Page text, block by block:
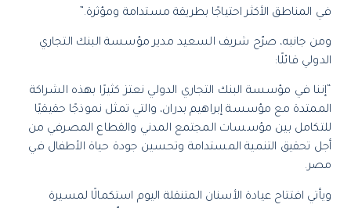
في المناطق الأكثر احتياجًا بطريقة مستدامة ومؤثرة.”
ومن جانبه، صرّح شريف السعيد مدير مؤسسة البنك التجاري
الدولي قائلًا:
“إننا في مؤسسة البنك التجاري الدولي نعتز كثيرًا بهذه الشراكة
الممتدة مع مؤسسة إبراهيم بدران، والتي تمثل نموذجًا حقيقيًا
للتكامل بين مؤسسات المجتمع المدني والقطاع المصرفي من
أجل تحقيق التنمية المستدامة وتحسين جودة حياة الأطفال في
مصر.
ويأتي افتتاح عيادة الأسنان المتنقلة اليوم استكمالًا لمسيرة